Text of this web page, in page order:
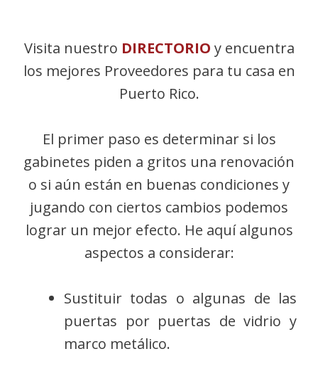
Visita nuestro DIRECTORIO y encuentra
los mejores Proveedores para tu casa en
Puerto Rico.
El primer paso es determinar si los
gabinetes piden a gritos una renovación
o si aún están en buenas condiciones y
jugando con ciertos cambios podemos
lograr un mejor efecto. He aquí algunos
aspectos a considerar:
Sustituir todas o algunas de las
puertas por puertas de vidrio y
marco metálico.